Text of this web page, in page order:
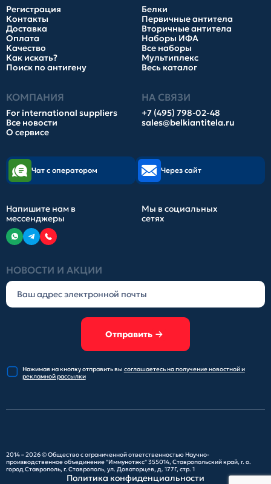
Регистрация
Контакты
Доставка
Оплата
Качество
Как искать?
Поиск по антигену
Белки
Первичные антитела
Вторичные антитела
Наборы ИФА
Все наборы
Мультиплекс
Весь каталог
КОМПАНИЯ
For international suppliers
Все новости
О сервисе
НА СВЯЗИ
+7 (495) 798-02-48
sales@belkiantitela.ru
НОВОСТИ И АКЦИИ
Отправить
Нажимая на кнопку отправитьвы соглашаетесь на получениеновостной и
рекламной рассылки
Чат с оператором Через сайт
Напишите нам в
мессенджеры
Мы в социальных
сетях
2014 – 2026 ©Общество с ограниченной ответственностью Научно-
производственное объединение "Иммунотэкс"355014, Ставропольский край, г. о.
город Ставрополь, г. Ставрополь, ул. Доваторцев, д. 177Г, стр. 1
Политика конфиденциальности